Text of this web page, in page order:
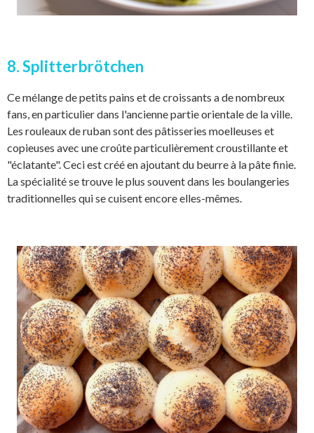
8. Splitterbrötchen
Ce mélange de petits pains et de croissants a de nombreux
fans, en particulier dans l'ancienne partie orientale de la ville.
Les rouleaux de ruban sont des pâtisseries moelleuses et
copieuses avec une croûte particulièrement croustillante et
"éclatante". Ceci est créé en ajoutant du beurre à la pâte finie.
La spécialité se trouve le plus souvent dans les boulangeries
traditionnelles qui se cuisent encore elles-mêmes.